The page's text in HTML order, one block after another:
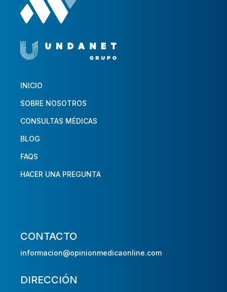
INICIO
SOBRE NOSOTROS
CONSULTAS MÉDICAS
BLOG
FAQS
HACER UNA PREGUNTA
CONTACTO
informacion@opinionmedicaonline.com
DIRECCIÓN